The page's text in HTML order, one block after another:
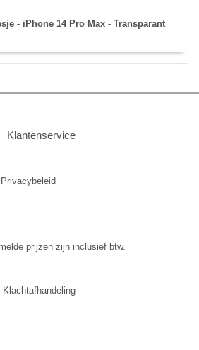
- iPhone 14 Pro Max - Transparant
Klantenservice
prijzen zijn inclusief btw.